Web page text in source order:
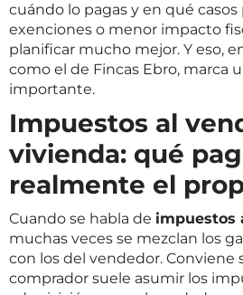
cuándo lo pagas y en qué
exenciones o menor impacto
planificar mucho mejor. Y eso,
como el de Fincas Ebro, marca
importante.
Impuestos al
vivienda: qué
realmente el
Cuando se habla de impuestos
muchas veces se mezclan los
con los del vendedor. Conviene
comprador suele asumir los